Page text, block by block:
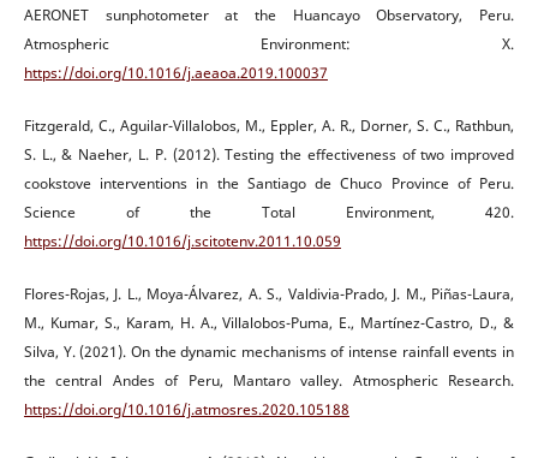
AERONET sunphotometer at the Huancayo Observatory, Peru.
Atmospheric Environment: X.
https://doi.org/10.1016/j.aeaoa.2019.100037
Fitzgerald, C., Aguilar-Villalobos, M., Eppler, A. R., Dorner, S. C., Rathbun,
S. L., & Naeher, L. P. (2012). Testing the effectiveness of two improved
cookstove interventions in the Santiago de Chuco Province of Peru.
Science of the Total Environment, 420.
https://doi.org/10.1016/j.scitotenv.2011.10.059
Flores-Rojas, J. L., Moya-Álvarez, A. S., Valdivia-Prado, J. M., Piñas-Laura,
M., Kumar, S., Karam, H. A., Villalobos-Puma, E., Martínez-Castro, D., &
Silva, Y. (2021). On the dynamic mechanisms of intense rainfall events in
the central Andes of Peru, Mantaro valley. Atmospheric Research.
https://doi.org/10.1016/j.atmosres.2020.105188